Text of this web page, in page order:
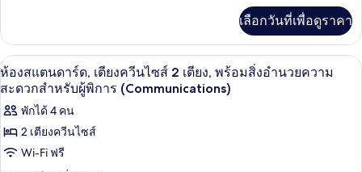
ควีน
ไซส์
2
เตียง
(Mobility,
Roll-
In
เกี่ยว
กับ
ห้อง
สแตนดาร์ด,
ควีน
ไซส์
เตียง
เลือกวันที่เพื่อดูราคา
เปิด
ภาพถ่าย
ทั้งหมด
ของ
ห้อง
เครื่องนอนป้องกันสารก่อภูมิแพ้, ตู้นิร
3
ห้องสแตนดาร์ด, เตียงควีนไซส์ 2 เตียง, พร้อมสิ่งอำนวยความ
สะดวกสำหรับผู้พิการ (Communications)
พักได้ 4 คน
2 เตียงควีนไซส์
Wi-Fi ฟรี